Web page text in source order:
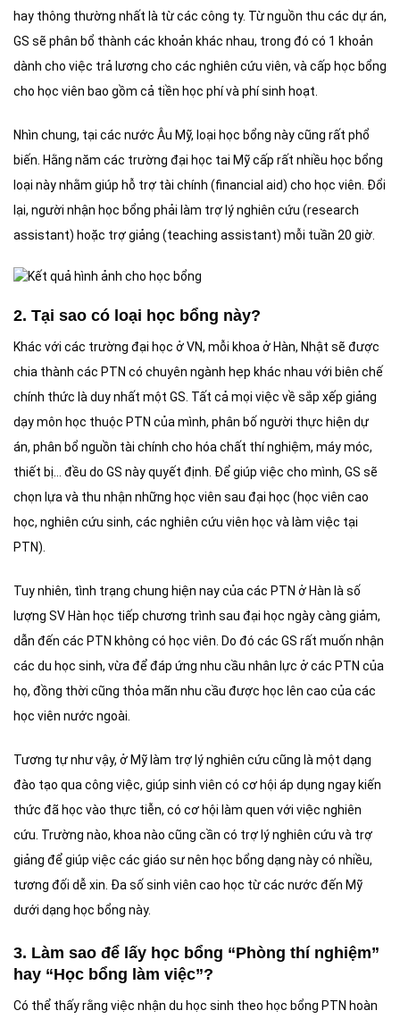
hay thông thường nhất là từ các công ty. Từ nguồn thu các dự án,
GS sẽ phân bổ thành các khoản khác nhau, trong đó có 1 khoản
dành cho việc trả lương cho các nghiên cứu viên, và cấp học bổng
cho học viên bao gồm cả tiền học phí và phí sinh hoạt.
Nhìn chung, tại các nước Âu Mỹ, loại học bổng này cũng rất phổ
biến. Hằng năm các trường đại học tai Mỹ cấp rất nhiều học bổng
loại này nhằm giúp hỗ trợ tài chính (financial aid) cho học viên. Đổi
lại, người nhận học bổng phải làm trợ lý nghiên cứu (research
assistant) hoặc trợ giảng (teaching assistant) mỗi tuần 20 giờ.
2. Tại sao có loại học bổng này?
Khác với các trường đại học ở VN, mỗi khoa ở Hàn, Nhật sẽ được
chia thành các PTN có chuyên ngành hẹp khác nhau với biên chế
chính thức là duy nhất một GS. Tất cả mọi việc về sắp xếp giảng
dạy môn học thuộc PTN của mình, phân bố người thực hiện dự
án, phân bổ nguồn tài chính cho hóa chất thí nghiệm, máy móc,
thiết bị… đều do GS này quyết định. Để giúp việc cho mình, GS sẽ
chọn lựa và thu nhận những học viên sau đại học (học viên cao
học, nghiên cứu sinh, các nghiên cứu viên học và làm việc tại
PTN).
Tuy nhiên, tình trạng chung hiện nay của các PTN ở Hàn là số
lượng SV Hàn học tiếp chương trình sau đại học ngày càng giảm,
dẫn đến các PTN không có học viên. Do đó các GS rất muốn nhận
các du học sinh, vừa để đáp ứng nhu cầu nhân lực ở các PTN của
họ, đồng thời cũng thỏa mãn nhu cầu được học lên cao của các
học viên nước ngoài.
Tương tự như vậy, ở Mỹ làm trợ lý nghiên cứu cũng là một dạng
đào tạo qua công việc, giúp sinh viên có cơ hội áp dụng ngay kiến
thức đã học vào thực tiễn, có cơ hội làm quen với việc nghiên
cứu. Trường nào, khoa nào cũng cần có trợ lý nghiên cứu và trợ
giảng để giúp việc các giáo sư nên học bổng dạng này có nhiều,
tương đối dễ xin. Đa số sinh viên cao học từ các nước đến Mỹ
dưới dạng học bổng này.
3. Làm sao để lấy học bổng “Phòng thí nghiệm”
hay “Học bổng làm việc”?
Có thể thấy rằng việc nhận du học sinh theo học bổng PTN hoàn